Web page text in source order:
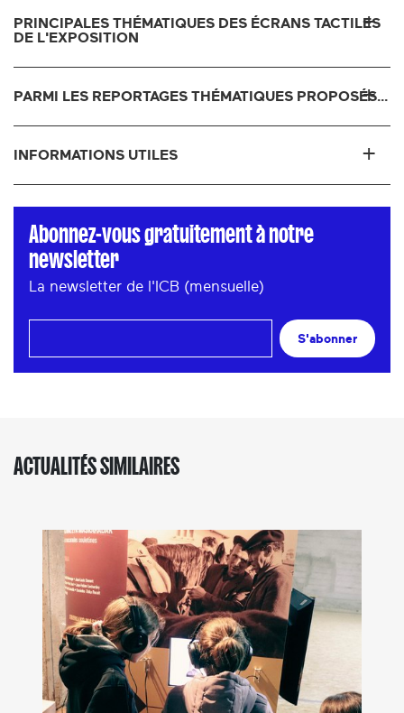
PRINCIPALES THÉMATIQUES DES ÉCRANS TACTILES
DE L'EXPOSITION
PARMI LES REPORTAGES THÉMATIQUES PROPOSÉS...
INFORMATIONS UTILES
Abonnez-vous gratuitement à notre
newsletter
La newsletter de l'ICB (mensuelle)
S'abonner
ACTUALITÉS SIMILAIRES